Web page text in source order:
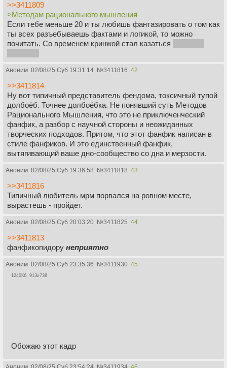
>>3411809
>Методам рационального мышления
Если тебе меньше 20 и ты любишь фантазировать о том как
ты всех разъебываешь фактами и логикой, то можно
почитать. Со временем кринжой стал казаться
Аноним 02/08/25 Суб 19:31:14 №3411816 42
>>3411814
Ну вот типичный представитель фендома, токсичный тупой
долбоёб. Точнее долбоёбка. Не понявший суть Методов
Рационального Мышления, что это не приключенческий
фанфик, а разбор с научной стороны и неожиданных
творческих подходов. Притом, что этот фанфик написан в
стиле фанфиков. И это единственный фанфик,
вытягивающий ваше дно-сообщество со дна и мерзости.
Аноним 02/08/25 Суб 19:36:58 №3411818 43
>>3411816
Типичный любитель мрм порвался на ровном месте,
вырастешь - пройдет.
Аноним 02/08/25 Суб 20:03:20 №3411825 44
>>3411813
фанфикопидору неприятно
Аноним 02/08/25 Суб 23:35:36 №3411930 45
1240Кб, 913x738
Обожаю этот кадр